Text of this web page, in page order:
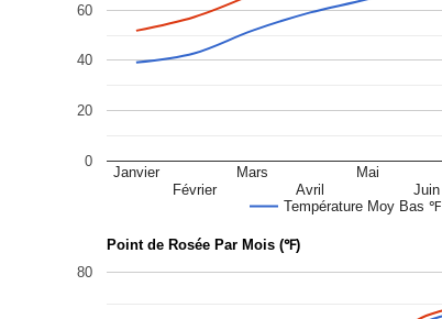
Température Moy Bas ℉
Janvier
Février
Mars
Avril
Mai
Juin
0
20
40
60
Point de Rosée Par Mois (℉)
80